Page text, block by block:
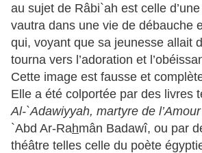
au sujet de Râbi`ah est celle
vautra dans une vie de débauche
qui, voyant que sa jeunesse allait
tourna vers l’adoration et
Cette image est fausse et
Elle a été colportée par des livres
Al-`Adawiyyah, martyre de
`Abd Ar-Rahmân Badawî, ou par
théâtre telles celle du poète